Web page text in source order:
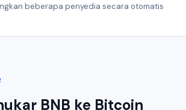
beberapa penyedia secara otomatis
BNB ke Bitcoin